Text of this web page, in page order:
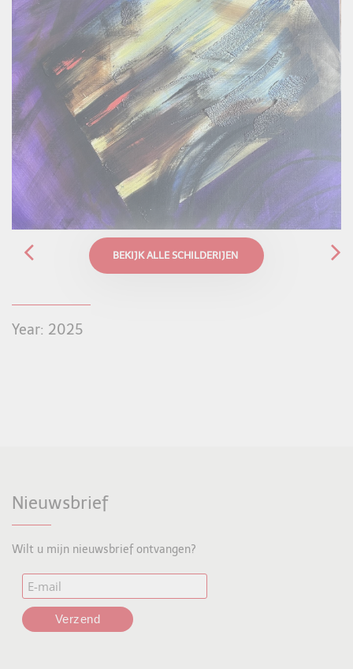
BEKIJK ALLE SCHILDERIJEN
Year: 2025
Nieuwsbrief
Wilt u mijn nieuwsbrief ontvangen?